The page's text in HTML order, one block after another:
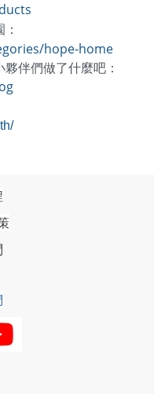
hope-home
伴們做了什麼吧：